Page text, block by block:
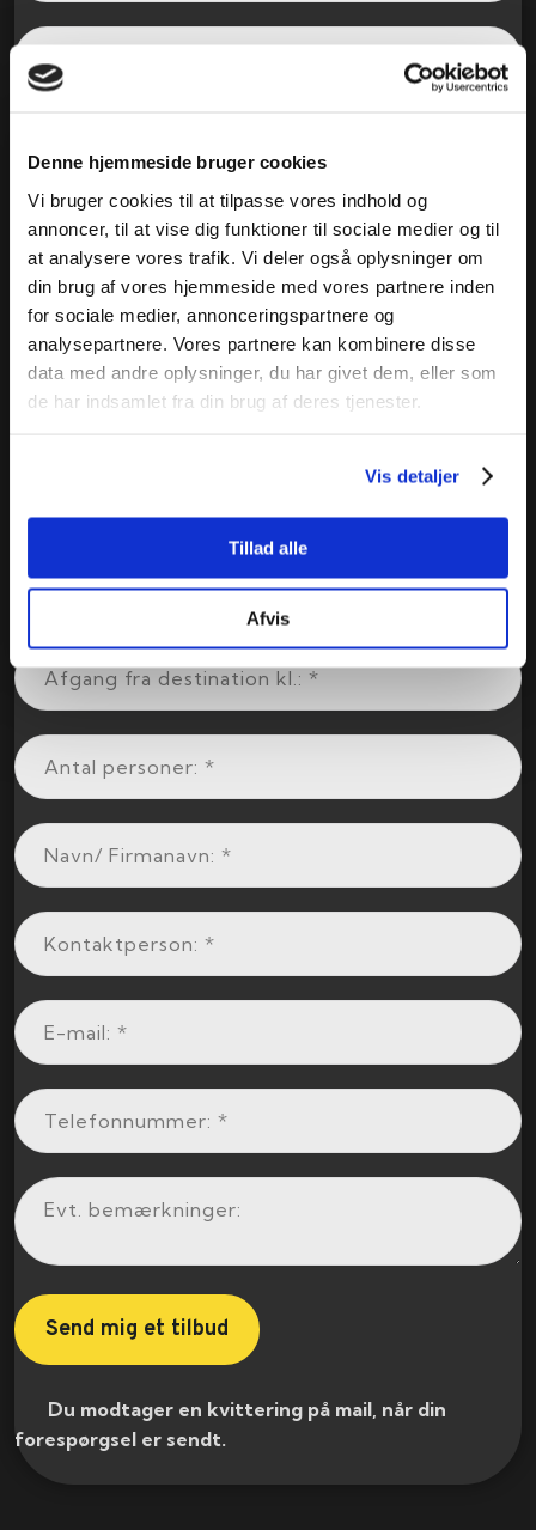
Denne hjemmeside bruger cookies
Vi bruger cookies til at tilpasse vores indhold og
annoncer, til at vise dig funktioner til sociale medier og til
at analysere vores trafik. Vi deler også oplysninger om
din brug af vores hjemmeside med vores partnere inden
for sociale medier, annonceringspartnere og
analysepartnere. Vores partnere kan kombinere disse
data med andre oplysninger, du har givet dem, eller som
de har indsamlet fra din brug af deres tjenester.
Vis detaljer
Tillad alle
Afvis
​ Du modtager en kvittering på mail, når din
forespørgsel er sendt.​